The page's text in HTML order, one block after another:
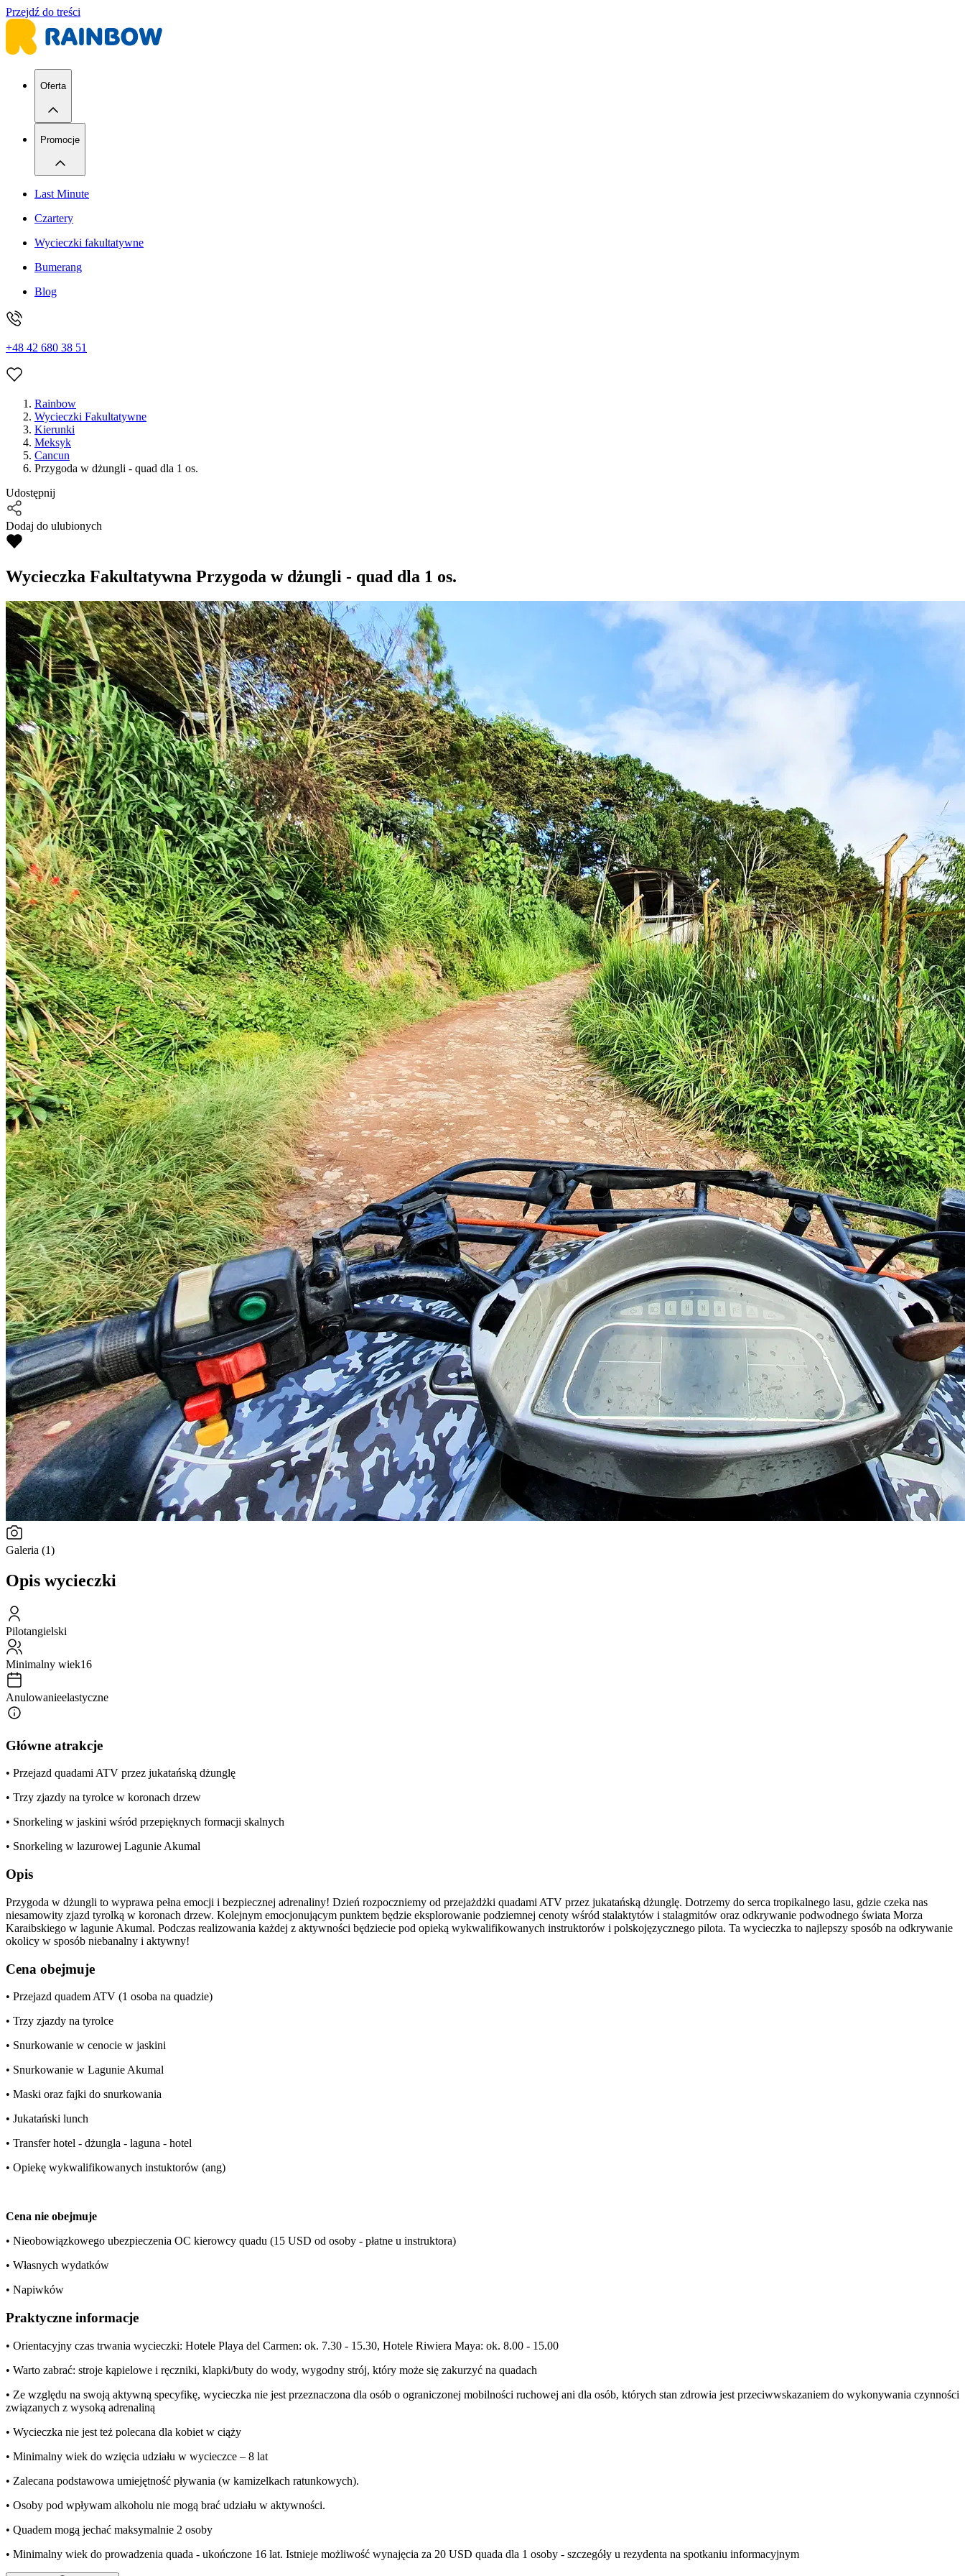
Przejdź do treści
Oferta
Promocje
Last Minute
Czartery
Wycieczki fakultatywne
Bumerang
Blog
+48 42 680 38 51
Rainbow
Wycieczki Fakultatywne
Kierunki
Meksyk
Cancun
Przygoda w dżungli - quad dla 1 os.
Udostępnij
Dodaj do ulubionych
Wycieczka Fakultatywna Przygoda w dżungli - quad dla 1 os.
Galeria (1)
Opis wycieczki
Pilotangielski
Minimalny wiek16
Anulowanieelastyczne
Główne atrakcje
• Przejazd quadami ATV przez jukatańską dżunglę
• Trzy zjazdy na tyrolce w koronach drzew
• Snorkeling w jaskini wśród przepięknych formacji skalnych
• Snorkeling w lazurowej Lagunie Akumal
Opis
Przygoda w dżungli to wyprawa pełna emocji i bezpiecznej adrenaliny! Dzień rozpoczniemy od przejażdżki quadami ATV przez jukatańską dżunglę. Dotrzemy do serca tropikalnego lasu, gdzie czeka nas
niesamowity zjazd tyrolką w koronach drzew. Kolejnym emocjonującym punktem będzie eksplorowanie podziemnej cenoty wśród stalaktytów i stalagmitów oraz odkrywanie podwodnego świata Morza
Karaibskiego w lagunie Akumal. Podczas realizowania każdej z aktywności będziecie pod opieką wykwalifikowanych instruktorów i polskojęzycznego pilota. Ta wycieczka to najlepszy sposób na odkrywanie
okolicy w sposób niebanalny i aktywny!
Cena obejmuje
• Przejazd quadem ATV (1 osoba na quadzie)
• Trzy zjazdy na tyrolce
• Snurkowanie w cenocie w jaskini
• Snurkowanie w Lagunie Akumal
• Maski oraz fajki do snurkowania
• Jukatański lunch
• Transfer hotel - dżungla - laguna - hotel
• Opiekę wykwalifikowanych instuktorów (ang)
Cena nie obejmuje
• Nieobowiązkowego ubezpieczenia OC kierowcy quadu (15 USD od osoby - płatne u instruktora)
• Własnych wydatków
• Napiwków
Praktyczne informacje
• Orientacyjny czas trwania wycieczki: Hotele Playa del Carmen: ok. 7.30 - 15.30, Hotele Riwiera Maya: ok. 8.00 - 15.00
• Warto zabrać: stroje kąpielowe i ręczniki, klapki/buty do wody, wygodny strój, który może się zakurzyć na quadach
• Ze względu na swoją aktywną specyfikę, wycieczka nie jest przeznaczona dla osób o ograniczonej mobilności ruchowej ani dla osób, których stan zdrowia jest przeciwwskazaniem do wykonywania czynności
związanych z wysoką adrenaliną
• Wycieczka nie jest też polecana dla kobiet w ciąży
• Minimalny wiek do wzięcia udziału w wycieczce – 8 lat
• Zalecana podstawowa umiejętność pływania (w kamizelkach ratunkowych).
• Osoby pod wpływam alkoholu nie mogą brać udziału w aktywności.
• Quadem mogą jechać maksymalnie 2 osoby
• Minimalny wiek do prowadzenia quada - ukończone 16 lat. Istnieje możliwość wynajęcia za 20 USD quada dla 1 osoby - szczegóły u rezydenta na spotkaniu informacyjnym